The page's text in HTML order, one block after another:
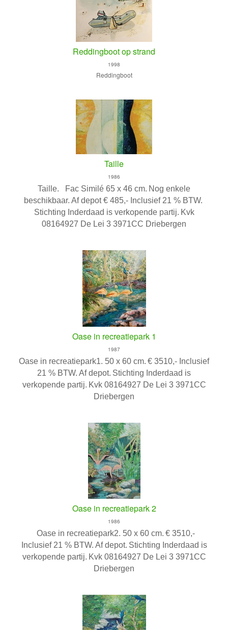
Reddingboot op strand
1998
Reddingboot
Taille
1986
Taille. Fac Similé 65 x 46 cm. Nog enkele
beschikbaar. Af depot € 485,- Inclusief 21 % BTW.
Stichting Inderdaad is verkopende partij. Kvk
08164927 De Lei 3 3971CC Driebergen
Oase in recreatiepark 1
1987
Oase in recreatiepark1. 50 x 60 cm. € 3510,- Inclusief
21 % BTW. Af depot. Stichting Inderdaad is
verkopende partij. Kvk 08164927 De Lei 3 3971CC
Driebergen
Oase in recreatiepark 2
1986
Oase in recreatiepark2. 50 x 60 cm. € 3510,-
Inclusief 21 % BTW. Af depot. Stichting Inderdaad is
verkopende partij. Kvk 08164927 De Lei 3 3971CC
Driebergen